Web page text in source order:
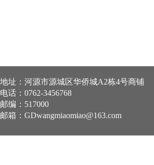
地址：河源市源城区华侨城A2栋4号商铺
电话：0762-3456768
邮编：517000
邮箱： GDwangmiaomiao@163.com